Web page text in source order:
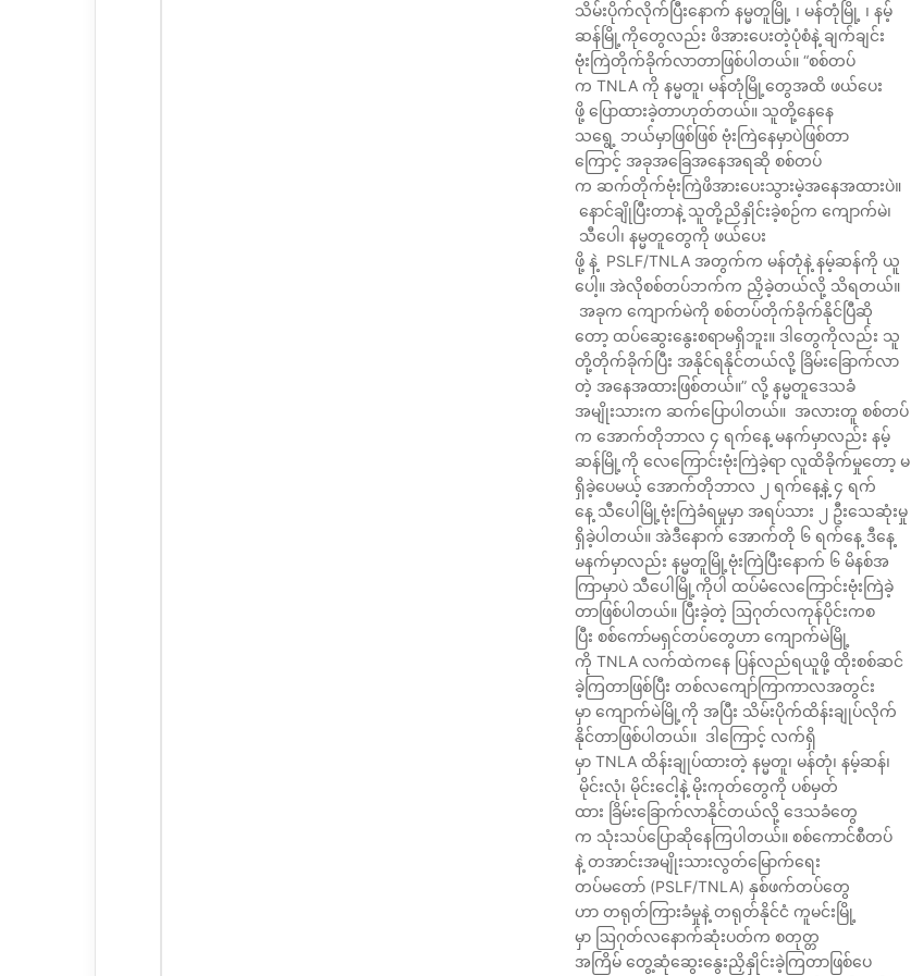
သိမ်းပိုက်လိုက်ပြီးနောက် နမ္မတူမြို့ ၊ မန်တုံမြို့ ၊ နမ့်
ဆန်မြို့ကိုတွေလည်း ဖိအားပေးတဲ့ပုံစံနဲ့ ချက်ချင်း
ဗုံးကြဲတိုက်ခိုက်လာတာဖြစ်ပါတယ်။ “စစ်တပ်
က TNLA ကို နမ္မတူ၊ မန်တုံမြို့တွေအထိ ဖယ်ပေး
ဖို့ ပြောထားခဲ့တာဟုတ်တယ်။ သူတို့နေနေ
သရွေ့ ဘယ်မှာဖြစ်ဖြစ် ဗုံးကြဲနေမှာပဲဖြစ်တာ
ကြောင့် အခုအခြေအနေအရဆို စစ်တပ်
က ဆက်တိုက်ဗုံးကြဲဖိအားပေးသွားမဲ့အနေအထားပဲ။
နောင်ချိုပြီးတာနဲ့ သူတို့ညိနှိုင်းခဲ့စဉ်က ကျောက်မဲ၊
သီပေါ၊ နမ္မတူတွေကို ဖယ်ပေး
ဖို့ နဲ့ PSLF/TNLA အတွက်က မန်တုံနဲ့ နမ့်ဆန်ကို ယူ
ပေါ့။ အဲလိုစစ်တပ်ဘက်က ညှိခဲ့တယ်လို့ သိရတယ်။
အခုက ကျောက်မဲကို စစ်တပ်တိုက်ခိုက်နိုင်ပြီဆို
တော့ ထပ်ဆွေးနွေးစရာမရှိဘူး။ ဒါတွေကိုလည်း သူ
တို့တိုက်ခိုက်ပြီး အနိုင်ရနိုင်တယ်လို့ ခြိမ်းခြောက်လာ
တဲ့ အနေအထားဖြစ်တယ်။” လို့ နမ္မတူဒေသခံ
အမျိုးသားက ဆက်ပြောပါတယ်။ အလားတူ စစ်တပ်
က အောက်တိုဘာလ ၄ ရက်နေ့ မနက်မှာလည်း နမ့်
ဆန်မြို့ကို လေကြောင်းဗုံးကြဲခဲ့ရာ လူထိခိုက်မှုတော့ မ
ရှိခဲ့ပေမယ့် အောက်တိုဘာလ ၂ ရက်နေ့နဲ့ ၄ ရက်
နေ့ သီပေါမြို့ဗုံးကြဲခံရမှုမှာ အရပ်သား ၂ ဦးသေဆုံးမှု
ရှိခဲ့ပါတယ်။ အဲဒီနောက် အောက်တို ၆ ရက်နေ့ ဒီနေ့
မနက်မှာလည်း နမ္မတူမြို့ဗုံးကြဲပြီးနောက် ၆ မိနစ်အ
ကြာမှာပဲ သီပေါမြို့ကိုပါ ထပ်မံလေကြောင်းဗုံးကြဲခဲ့
တာဖြစ်ပါတယ်။ ပြီးခဲ့တဲ့ ဩဂုတ်လကုန်ပိုင်းကစ
ပြီး စစ်ကော်မရှင်တပ်တွေဟာ ကျောက်မဲမြို့
ကို TNLA လက်ထဲကနေ ပြန်လည်ရယူဖို့ ထိုးစစ်ဆင်
ခဲ့ကြတာဖြစ်ပြီး တစ်လကျော်ကြာကာလအတွင်း
မှာ ကျောက်မဲမြို့ကို အပြီး သိမ်းပိုက်ထိန်းချုပ်လိုက်
နိုင်တာဖြစ်ပါတယ်။ ဒါကြောင့် လက်ရှိ
မှာ TNLA ထိန်းချုပ်ထားတဲ့ နမ္မတူ၊ မန်တုံ၊ နမ့်ဆန်၊
မိုင်းလုံ၊ မိုင်းငေါ့နဲ့ မိုးကုတ်တွေကို ပစ်မှတ်
ထား ခြိမ်းခြောက်လာနိုင်တယ်လို့ ဒေသခံတွေ
က သုံးသပ်ပြောဆိုနေကြပါတယ်။ စစ်ကောင်စီတပ်
နဲ့ တအာင်းအမျိုးသားလွတ်မြောက်ရေး
တပ်မတော် (PSLF/TNLA) နှစ်ဖက်တပ်တွေ
ဟာ တရုတ်ကြားခံမှုနဲ့ တရုတ်နိုင်ငံ ကူမင်းမြို့
မှာ ဩဂုတ်လနောက်ဆုံးပတ်က စတုတ္တ
အကြိမ် တွေ့ဆုံဆွေးနွေးညှိနှိုင်းခဲ့ကြတာဖြစ်ပေ